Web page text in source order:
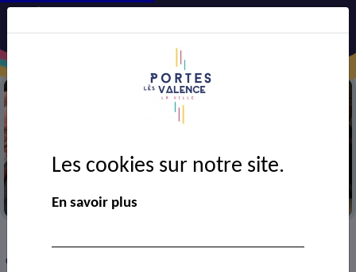
Réveillon du club Croizat
Club Croizat : concours de pétanque
Les cookies sur notre site.
En savoir plus